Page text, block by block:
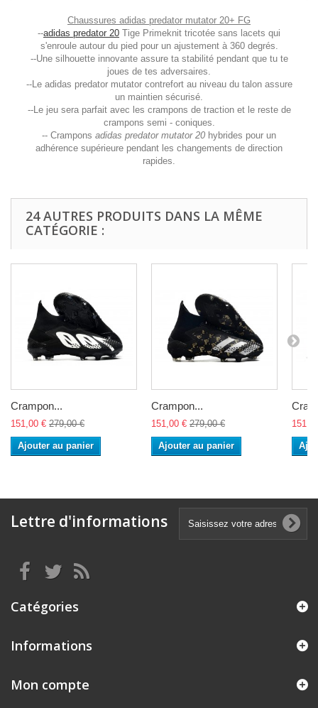
Chaussures adidas predator mutator 20+ FG
--adidas predator 20 Tige Primeknit tricotée sans lacets qui
s'enroule autour du pied pour un ajustement à 360 degrés.
--Une silhouette innovante assure ta stabilité pendant que tu te
joues de tes adversaires.
--Le adidas predator mutator contrefort au niveau du talon assure
un maintien sécurisé.
--Le jeu sera parfait avec les crampons de traction et le reste de
crampons semi - coniques.
-- Crampons adidas predator mutator 20 hybrides pour un
adhérence supérieure pendant les changements de direction
rapides.
24 AUTRES PRODUITS DANS LA MÊME
CATÉGORIE :
Crampon...
151,00 € 279,00 €
Ajouter au panier
Crampon...
151,00 € 279,00 €
Ajouter au panier
Lettre d'informations
Catégories
Informations
Mon compte